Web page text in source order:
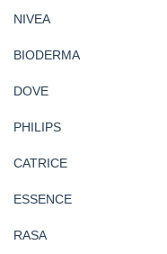
NIVEA
BIODERMA
DOVE
PHILIPS
CATRICE
ESSENCE
RASA